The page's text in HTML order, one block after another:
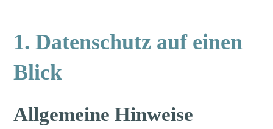
1. Datenschutz auf einen
Blick
Allgemeine Hinweise